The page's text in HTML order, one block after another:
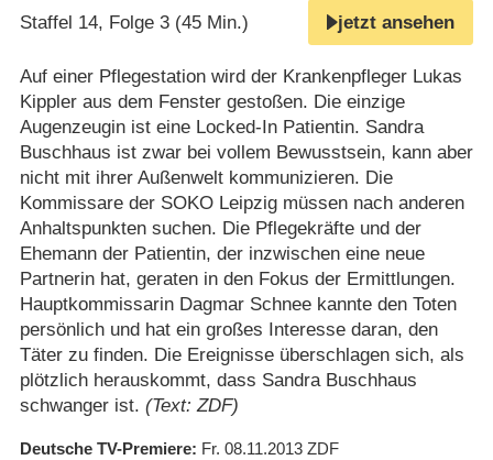
Staffel 14, Folge 3 (45 Min.) jetzt ansehen
Auf einer Pflegestation wird der Krankenpfleger Lukas
Kippler aus dem Fenster gestoßen. Die einzige
Augenzeugin ist eine Locked-In Patientin. Sandra
Buschhaus ist zwar bei vollem Bewusstsein, kann aber
nicht mit ihrer Außenwelt kommunizieren. Die
Kommissare der SOKO Leipzig müssen nach anderen
Anhaltspunkten suchen. Die Pflegekräfte und der
Ehemann der Patientin, der inzwischen eine neue
Partnerin hat, geraten in den Fokus der Ermittlungen.
Hauptkommissarin Dagmar Schnee kannte den Toten
persönlich und hat ein großes Interesse daran, den
Täter zu finden. Die Ereignisse überschlagen sich, als
plötzlich herauskommt, dass Sandra Buschhaus
schwanger ist. (Text: ZDF)
Deutsche TV-Premiere Fr. 08.11.2013 ZDF